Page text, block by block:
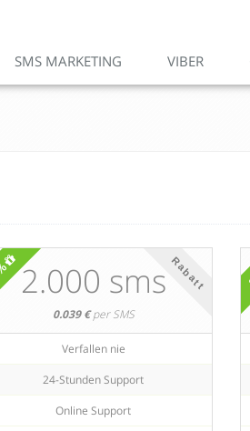
SMS MARKETING VIBER
Rabatt
2.000 sms
0.039 €per SMS
Verfallen nie
24-Stunden Support
Online Support